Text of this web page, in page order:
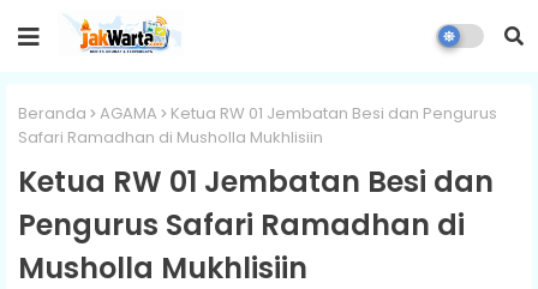
Beranda AGAMA
Ketua RW 01 Jembatan Besi dan Pengurus
Safari Ramadhan di Musholla Mukhlisiin
Ketua RW 01 Jembatan Besi dan
Pengurus Safari Ramadhan di
Musholla Mukhlisiin